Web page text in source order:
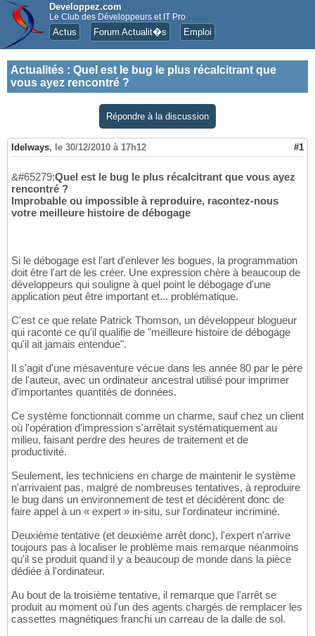
Developpez.com
Le Club des Développeurs et IT Pro
Actus Forum Actualit�s Emploi
Actualités : Quel est le bug le plus récalcitrant que
vous ayez rencontré ?
Répondre à la discussion
Idelways, le 30/12/2010 à 17h12 #1
&#65279;Quel est le bug le plus récalcitrant que vous ayez
rencontré ?
Improbable ou impossible à reproduire, racontez-nous
votre meilleure histoire de débogage
Si le débogage est l'art d'enlever les bogues, la programmation
doit être l'art de les créer. Une expression chère à beaucoup de
développeurs qui souligne à quel point le débogage d'une
application peut être important et... problématique.
C'est ce que relate Patrick Thomson, un développeur blogueur
qui raconte ce qu'il qualifie de "meilleure histoire de débogage
qu'il ait jamais entendue".
Il s'agit d'une mésaventure vécue dans les année 80 par le père
de l'auteur, avec un ordinateur ancestral utilisé pour imprimer
d'importantes quantités de données.
Ce système fonctionnait comme un charme, sauf chez un client
où l'opération d'impression s'arrêtait systématiquement au
milieu, faisant perdre des heures de traitement et de
productivité.
Seulement, les techniciens en charge de maintenir le système
n'arrivaient pas, malgré de nombreuses tentatives, à reproduire
le bug dans un environnement de test et décidèrent donc de
faire appel à un « expert » in-situ, sur l'ordinateur incriminé.
Deuxième tentative (et deuxième arrêt donc), l'expert n'arrive
toujours pas à localiser le problème mais remarque néanmoins
qu'il se produit quand il y a beaucoup de monde dans la pièce
dédiée à l'ordinateur.
Au bout de la troisième tentative, il remarque que l'arrêt se
produit au moment où l'un des agents chargés de remplacer les
cassettes magnétiques franchi un carreau de la dalle de sol.